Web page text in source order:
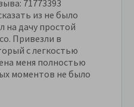
71773393
из не было
на дачу простой
Привезли в
с легкостью
меня полностью
моментов не было